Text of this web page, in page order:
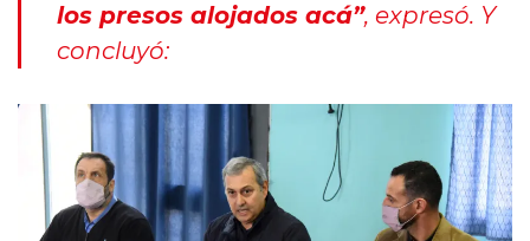
los presos alojados acá”, expresó. Y
concluyó: